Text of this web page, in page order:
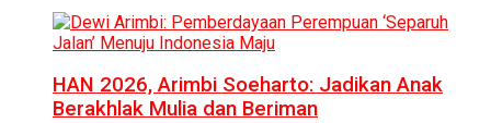
HAN 2026, Arimbi Soeharto: Jadikan Anak
Berakhlak Mulia dan Beriman